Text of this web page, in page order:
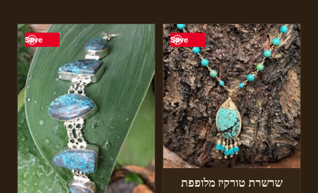
Save
שרשרת טורקיז מלופפת
Save